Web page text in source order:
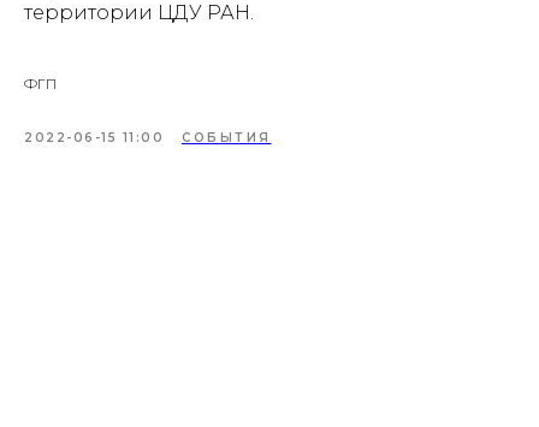
территории ЦДУ РАН.
ФГП
2022-06-15 11:00 СОБЫТИЯ